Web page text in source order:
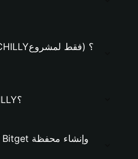
ما هي أفضل محفظة CHILLY؟